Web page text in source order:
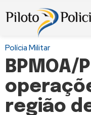
Polícia Militar
BPMOA/
região